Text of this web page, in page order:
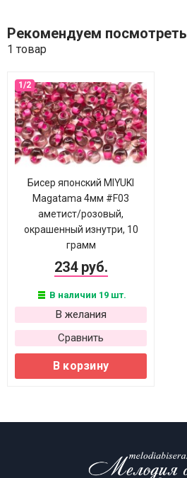
Рекомендуем посмотреть
1 товар
Бисер японский MIYUKI
Magatama 4мм #F03
аметист/розовый,
окрашенный изнутри, 10
грамм
234 руб.
В наличии 19 шт.
В желания
Сравнить
В корзину